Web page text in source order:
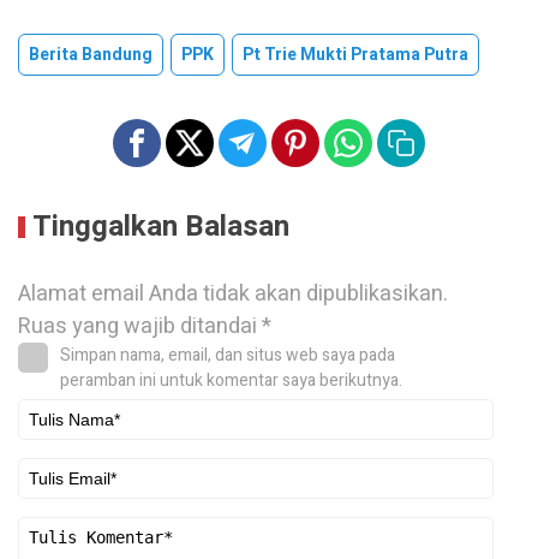
Berita Bandung PPK Pt Trie Mukti Pratama Putra
Tinggalkan Balasan
Alamat email Anda tidak akan dipublikasikan.
Ruas yang wajib ditandai*
Simpan nama, email, dan situs web saya pada
peramban ini untuk komentar saya berikutnya.